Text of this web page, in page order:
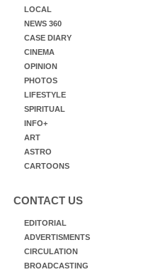
LOCAL
NEWS 360
CASE DIARY
CINEMA
OPINION
PHOTOS
LIFESTYLE
SPIRITUAL
INFO+
ART
ASTRO
CARTOONS
CONTACT US
EDITORIAL
ADVERTISMENTS
CIRCULATION
BROADCASTING